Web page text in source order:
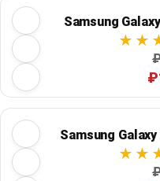
Samsung
Samsung